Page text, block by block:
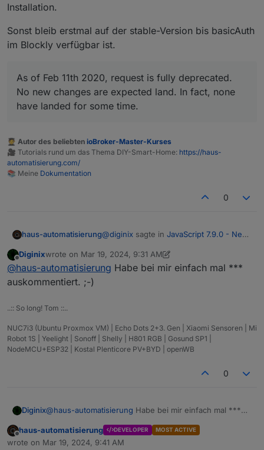
Installation.
Sonst bleib erstmal auf der stable-Version bis basicAuth
im Blockly verfügbar ist.
As of Feb 11th 2020, request is fully deprecated.
No new changes are expected land. In fact, none
have landed for some time.
🧑‍🎓 Autor des beliebten ioBroker-Master-Kurses
🎥 Tutorials rund um das Thema DIY-Smart-Home: https://haus-
automatisierung.com/
📚 Meine Dokumentation
0
haus-automatisierung@diginix sagte in JavaScript 7.9.0 - Neue
Beim request Block funktionieren
Update vor 4 Jahren!) und eigentlich
endlich mal einen sauberen cut haben
möchte. Die Leute beschweren sich ja
Warnings bei der Adapter-Installation.
Sonst bleib erstmal auf der stable-
Version bis basicAuth im Blockly
verfügbar ist.
deprecated. No new changes are
Offline
Diginixwrote on Mar 19, 2024, 9:31 AM
last edited by DiginixMar 19, 2024, 11:30 AM
@haus-automatisierung Habe bei mir einfach mal ***
auskommentiert. ;-)
..:: So long! Tom ::..
NUC7i3 (Ubuntu Proxmox VM) | Echo Dots 2+3. Gen | Xiaomi Sensoren | Mi
Robot 1S | Yeelight | Sonoff | Shelly | H801 RGB | Gosund SP1 |
NodeMCU+ESP32 | Kostal Plenticore PV+BYD | openWB
0
Diginix@haus-automatisierung Habe bei mir einfach mal ***
Offline
haus-automatisierung DEVELOPER MOST ACTIVE
wrote on Mar 19, 2024, 9:41 AM
last edited by